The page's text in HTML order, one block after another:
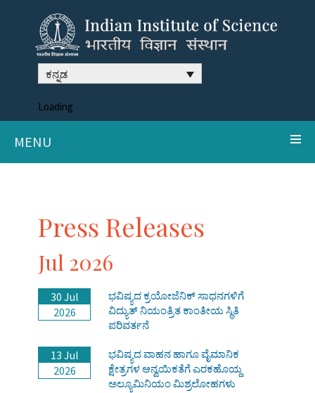
ಕನ್ನಡ
Loading
MENU
Press Releases
Jul 2026
30 Jul
2026
ಭವಿಷ್ಯದ ಕ್ರಯೋಜೆನಿಕ್ ಸಾಧನಗಳಿಗೆ
ವಿದ್ಯುತ್ ನಿಯಂತ್ರಿತ ಕಾಂತೀಯ ಸ್ಥಿತಿ
ಪರಿವರ್ತನೆ
13 Jul
2026
ಭವಿಷ್ಯದ ವಾಹನ ಹಾಗೂ ವೈಮಾನಿಕ
ಕ್ಷೇತ್ರಗಳ ಆನ್ವಯಿಕತೆಗೆ ಎರಕಹೊಯ್ದ
ಅಲ್ಯೂಮಿನಿಯಂ ಮಿಶ್ರಲೋಹಗಳು